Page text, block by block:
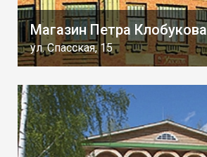
Магазин Петра Клобукова
ул. Спасская, 15